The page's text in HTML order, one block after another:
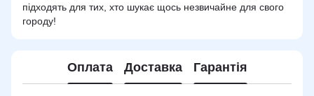
підходять для тих, хто шукає щось незвичайне для свого
городу!
Оплата Доставка Гарантія